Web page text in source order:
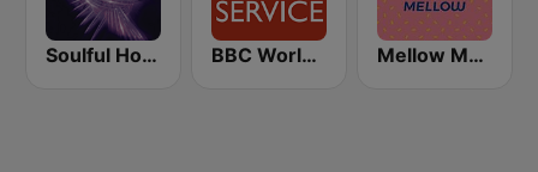
Soulful House BBC World Service Mellow Magic